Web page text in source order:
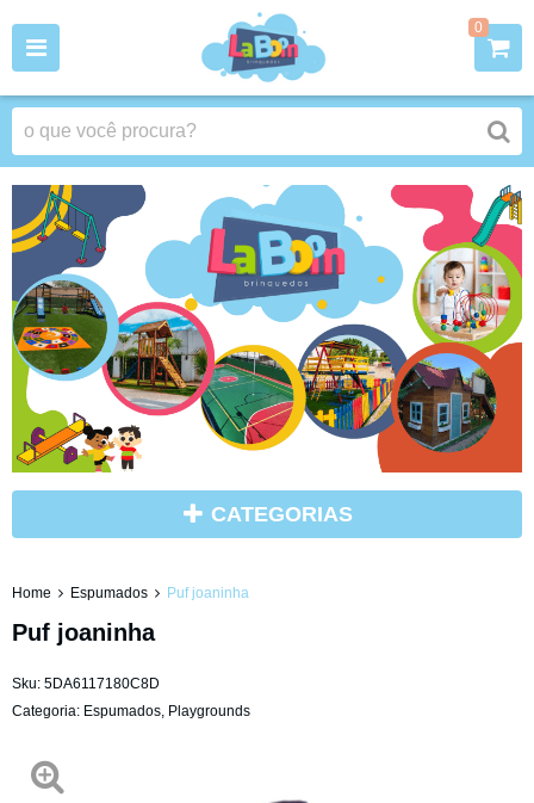
0
CATEGORIAS
Home Espumados Puf joaninha
Puf joaninha
Sku: 5DA6117180C8D
Categoria: Espumados, Playgrounds